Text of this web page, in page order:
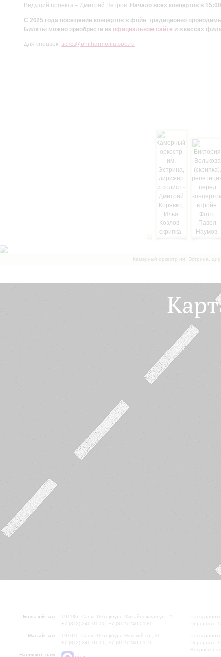
Ведущий проекта – Дмитрий Петров. Начало всех концертов в
С 2025 года посещение концертов в фойе, традиционно
Билеты можно приобрести на официальном сайте и в кассах
Для справок: ticket@philharmonia.spb.ru
Камерный оркестр им. Эстрина,
Большой зал:
191186, Санкт-Петербург, Михайловская ул., 2
+7 (812) 240-01-00, +7 (812) 240-01-80
Малый зал:
191011, Санкт-Петербург, Невский пр., 30
+7 (812) 240-01-00, +7 (812) 240-01-70
Напишите нам:
Часы
Перерыв с
Часы
Перерыв с
Вопросы